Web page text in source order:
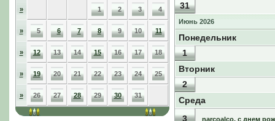
» 1 2 3 4
» 5 6 7 8 9 10 11
» 12 13 14 15 16 17 18
» 19 20 21 22 23 24 25
» 26 27 28 29 30 31
31
Июнь 2026
Понедельник
1
Вторник
2
Среда
3
narcoalco, с днем